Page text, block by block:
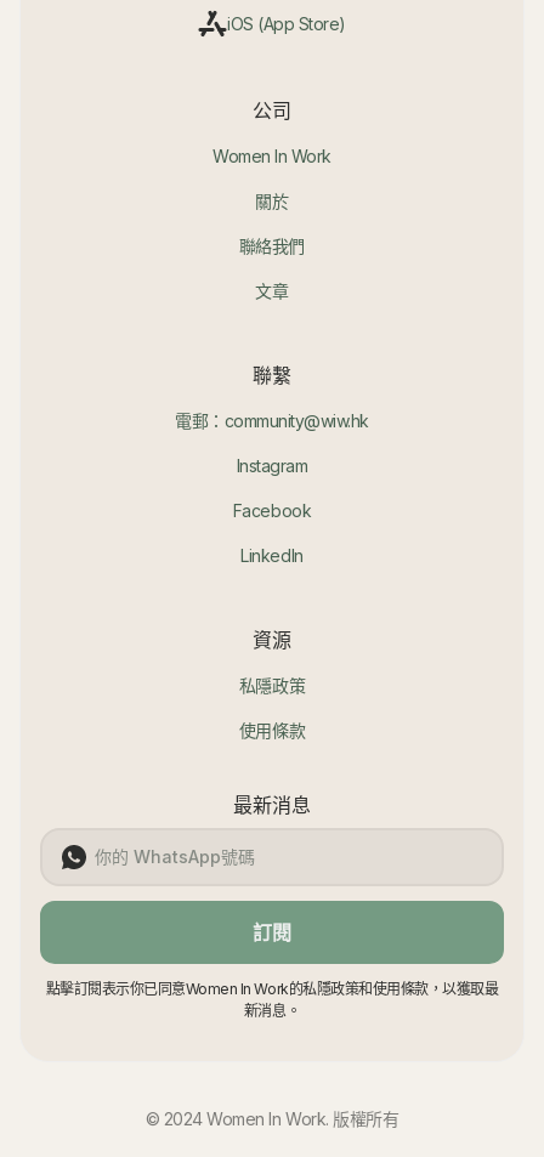
iOS (App Store)
公司
Women In Work
關於
聯絡我們
文章
聯繫
電郵：community@wiw.hk
Instagram
Facebook
LinkedIn
資源
私隱政策
使用條款
最新消息
訂閱
點擊訂閱表示你已同意Women In Work的私隱政策和使用條款，以獲取最
新消息。
© 2024 Women In Work. 版權所有